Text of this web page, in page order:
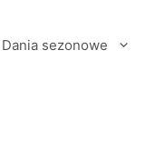
Dania sezonowe